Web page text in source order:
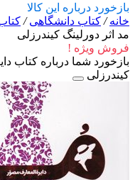
بازخورد درباره این کالا
خانه/ کتاب دانشگاهی/
مد اثر دورلینگ کیندرزلی
فروش ویژه !
بازخورد شما درباره کتاب
کیندرزلی